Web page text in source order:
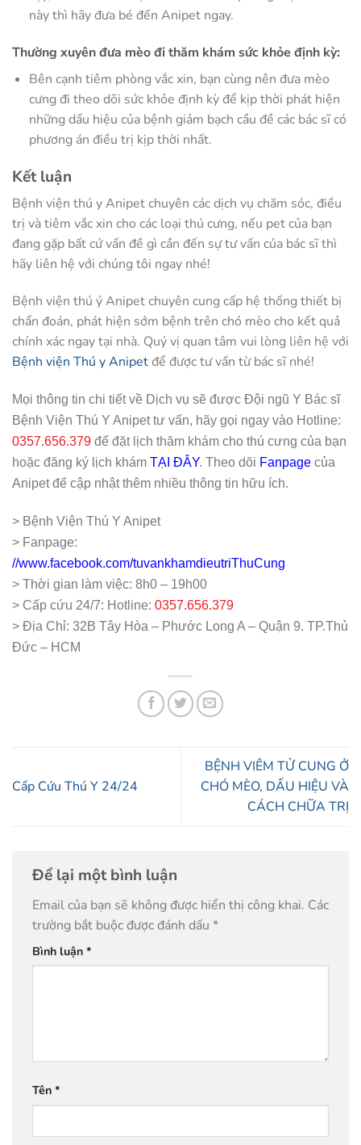
này thì hãy đưa bé đến Anipet ngay.
Thường xuyên đưa mèo đi thăm khám sức khỏe định kỳ:
Bên cạnh tiêm phòng vắc xin, bạn cùng nên đưa mèo
cưng đi theo dõi sức khỏe định kỳ để kịp thời phát hiện
những dấu hiệu của bệnh giảm bạch cầu đề các bác sĩ có
phương án điều trị kịp thời nhất.
Kết luận
Bệnh viện thú y Anipet chuyên các dịch vụ chăm sóc, điều
trị và tiêm vắc xin cho các loại thú cưng, nếu pet của bạn
đang gặp bất cứ vấn đề gì cần đến sự tư vấn của bác sĩ thì
hãy liên hệ với chúng tôi ngay nhé!
Bệnh viện thú ý Anipet chuyên cung cấp hệ thống thiết bị
chẩn đoán, phát hiện sớm bệnh trên chó mèo cho kết quả
chính xác ngay tại nhà. Quý vị quan tâm vui lòng liên hệ với
Bệnh viện Thú y Anipetđể được tư vấn từ bác sĩ nhé!
Mọi thông tin chi tiết về Dịch vụ sẽ được Đội ngũ Y Bác sĩ
Bệnh Viện Thú Y Anipet tư vấn, hãy gọi ngay vào Hotline:
0357.656.379 để đặt lịch thăm khám cho thú cưng của bạn
hoặc đăng ký lịch khám TẠI ĐÂY. Theo dõi Fanpage của
Anipet để cập nhật thêm nhiều thông tin hữu ích.
> Bệnh Viện Thú Y Anipet
> Fanpage:
//www.facebook.com/tuvankhamdieutriThuCung
> Thời gian làm việc: 8h0 – 19h00
> Cấp cứu 24/7: Hotline: 0357.656.379
> Địa Chỉ: 32B Tây Hòa – Phước Long A – Quận 9. TP.Thủ
Đức – HCM
Cấp Cứu Thú Y 24/24
BỆNH VIÊM TỬ CUNG Ở
CHÓ MÈO, DẤU HIỆU VÀ
CÁCH CHỮA TRỊ
Để lại một bình luận
Email của bạn sẽ không được hiển thị công khai. Các
trường bắt buộc được đánh dấu *
Bình luận *
Tên *